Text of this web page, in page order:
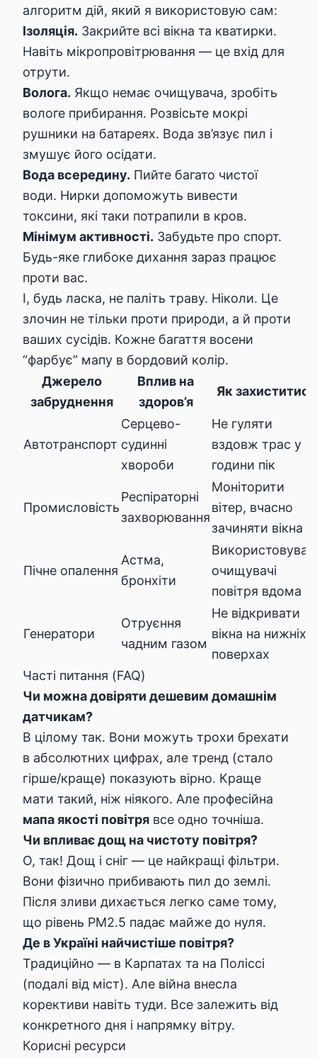
алгоритм дій, який я використовую сам:
Ізоляція. Закрийте всі вікна та кватирки.
Навіть мікропровітрювання — це вхід для
отрути.
Волога. Якщо немає очищувача, зробіть
вологе прибирання. Розвісьте мокрі
рушники на батареях. Вода зв’язує пил і
змушує його осідати.
Вода всередину. Пийте багато чистої
води. Нирки допоможуть вивести
токсини, які таки потрапили в кров.
Мінімум активності. Забудьте про спорт.
Будь-яке глибоке дихання зараз працює
проти вас.
І, будь ласка, не паліть траву. Ніколи. Це
злочин не тільки проти природи, а й проти
ваших сусідів. Кожне багаття восени
“фарбує” мапу в бордовий колір.
Джерело
забруднення
Вплив на
здоров’я
Як захиститись
Автотранспорт
Серцево-
судинні
хвороби
Не гуляти
вздовж трас у
години пік
Промисловість
Респіраторні
захворювання
Моніторити
вітер, вчасно
зачиняти вікна
Пічне опалення
Астма,
бронхіти
очищувачі
повітря вдома
Генератори
Отруєння
чадним газом
Не відкривати
вікна на нижніх
поверхах
Часті питання (FAQ)
Чи можна довіряти дешевим домашнім
датчикам?
В цілому так. Вони можуть трохи брехати
в абсолютних цифрах, але тренд (стало
гірше/краще) показують вірно. Краще
мати такий, ніж ніякого. Але професійна
мапа якості повітря все одно точніша.
Чи впливає дощ на чистоту повітря?
О, так! Дощ і сніг — це найкращі фільтри.
Вони фізично прибивають пил до землі.
Після зливи дихається легко саме тому,
що рівень PM2.5 падає майже до нуля.
Де в Україні найчистіше повітря?
Традиційно — в Карпатах та на Поліссі
(подалі від міст). Але війна внесла
корективи навіть туди. Все залежить від
конкретного дня і напрямку вітру.
Корисні ресурси